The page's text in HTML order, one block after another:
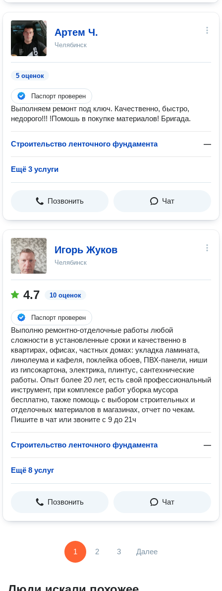
Артем Ч.
Челябинск
5 оценок
Паспорт проверен
Выполняем ремонт под ключ. Качественно, быстро,
недорого!!! !Помошь в покупке материалов! Бригада.
Строительство ленточного фундамента —
Ещё 3 услуги
Позвонить Чат
Игорь Жуков
Челябинск
4.7 10 оценок
Паспорт проверен
Выполню ремонтно-отделочные работы любой
сложности в установленные сроки и качественно в
квартирах, офисах, частных домах: укладка ламината,
линолеума и кафеля, поклейка обоев, ПВХ-панели, ниши
из гипсокартона, электрика, плинтус, сантехнические
работы. Опыт более 20 лет, есть свой профессиональный
инструмент, при комплексе работ уборка мусора
бесплатно, также помощь с выбором строительных и
отделочных материалов в магазинах, отчет по чекам.
Пишите в чат или звоните с 9 до 21ч
Строительство ленточного фундамента —
Ещё 8 услуг
Позвонить Чат
1 2 3 Далее